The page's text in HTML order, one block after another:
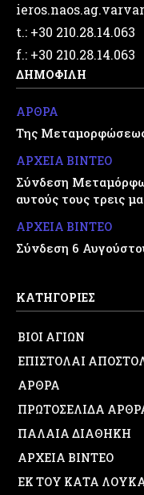
t.: +30 210.28.14.063
f.: +30 210.28.14.063
ΔΗΜΟΦΙΛΗ
ΑΡΘΡΑ
Της
ΑΡΧΕΙΑ ΒΙΝΤΕΟ
Σύνδεση
αυτούς τους τρεις
ΑΡΧΕΙΑ ΒΙΝΤΕΟ
Σύνδεση 6
ΚΑΤΗΓΟΡΙΕΣ
ΒΙΟΙ ΑΓΙΩΝ
ΕΠΙΣΤΟΛΑΙ
ΑΡΘΡΑ
ΠΡΩΤΟΣΕΛΙΔΑ
ΠΑΛΑΙΑ ΔΙΑΘΗΚΗ
ΑΡΧΕΙΑ ΒΙΝΤΕΟ
ΕΚ ΤΟΥ ΚΑΤΑ